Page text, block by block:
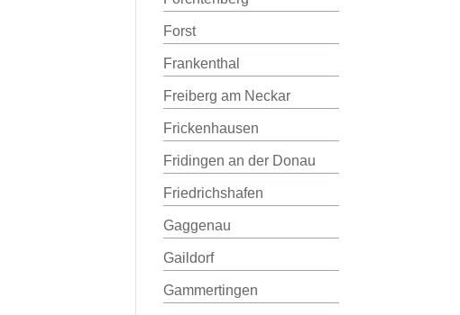
Forst
Frankenthal
Freiberg am Neckar
Frickenhausen
Fridingen an der Donau
Friedrichshafen
Gaggenau
Gaildorf
Gammertingen